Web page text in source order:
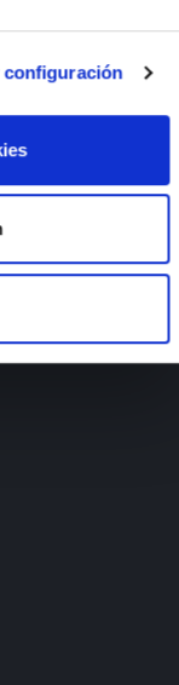
configuración
de
con el